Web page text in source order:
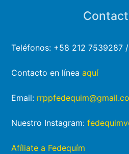
Teléfonos: +58 212 7539287 /
Contacto en líneaaquí
Email:
Nuestro Instagram:
Afíliate a Fedequím